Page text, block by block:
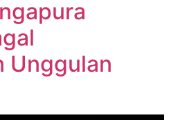
Unggulan